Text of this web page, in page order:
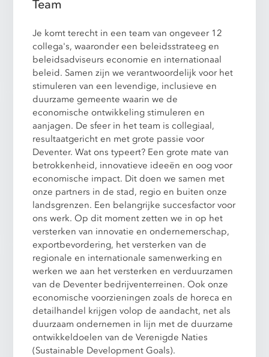
Team
Je komt terecht in een team van ongeveer 12
collega's, waaronder een beleidsstrateeg en
beleidsadviseurs economie en internationaal
beleid. Samen zijn we verantwoordelijk voor het
stimuleren van een levendige, inclusieve en
duurzame gemeente waarin we de
economische ontwikkeling stimuleren en
aanjagen. De sfeer in het team is collegiaal,
resultaatgericht en met grote passie voor
Deventer. Wat ons typeert? Een grote mate van
betrokkenheid, innovatieve ideeën en oog voor
economische impact. Dit doen we samen met
onze partners in de stad, regio en buiten onze
landsgrenzen. Een belangrijke succesfactor voor
ons werk. Op dit moment zetten we in op het
versterken van innovatie en ondernemerschap,
exportbevordering, het versterken van de
regionale en internationale samenwerking en
werken we aan het versterken en verduurzamen
van de Deventer bedrijventerreinen. Ook onze
economische voorzieningen zoals de horeca en
detailhandel krijgen volop de aandacht, net als
duurzaam ondernemen in lijn met de duurzame
ontwikkeldoelen van de Verenigde Naties
(Sustainable Development Goals).